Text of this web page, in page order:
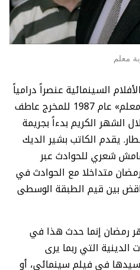
معلم
السينمائية عنصراً درامياً
اجتماعياً إلا في فيلم «ضربة معلم» عام 1987 للمخرج عاطف
الشهر الكريم بدءاً بجريمة
يقدم الكاتب بشير الديك
شعري للحوادث عبر
متداخلا مع الحوادث في
بين قيم الطبقة الوسطى
رمضان إنما حدث هذا في
التي ربما يرى
في فيلم سينمائي، أو